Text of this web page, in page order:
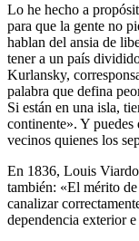
Lo he hecho a
para que la gente no
hablan del ansia de
tener a un país
Kurlansky,
palabra que defina
Si están en una isla,
continente». Y puedes
vecinos quienes los
En 1836, Louis
también: «El mérito
canalizar
dependencia exterior